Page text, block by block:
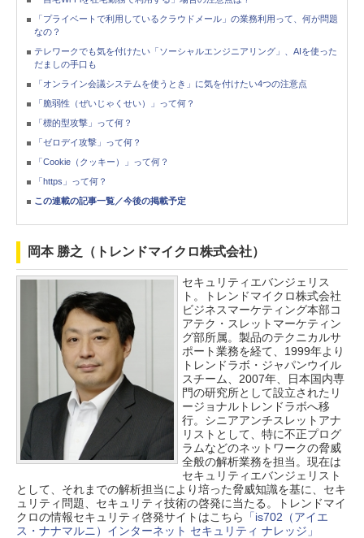
「プライベートで利用しているクラウドメール」の業務利用って、何が問題
なの？
テレワークでも気を付けたい「ソーシャルエンジニアリング」、AIを使った
だましの手口も
「オンライン会議システムを使うとき」に気を付けたい4つの注意点
「脆弱性（ぜいじゃくせい）」って何？
「標的型攻撃」って何？
「ゼロデイ攻撃」って何？
「Cookie（クッキー）」って何？
「https」って何？
この連載の記事一覧／今後の掲載予定
岡本 勝之（トレンドマイクロ株式会社）
セキュリティエバンジェリス
ト。トレンドマイクロ株式会社
ビジネスマーケティング本部コ
アテク・スレットマーケティン
グ部所属。製品のテクニカルサ
ポート業務を経て、1999年より
トレンドラボ・ジャパンウイル
スチーム、2007年、日本国内専
門の研究所として設立されたリ
ージョナルトレンドラボへ移
行。シニアアンチスレットアナ
リストとして、特に不正プログ
ラムなどのネットワークの脅威
全般の解析業務を担当。現在は
セキュリティエバンジェリスト
として、それまでの解析担当により培った脅威知識を基に、セキ
ュリティ問題、セキュリティ技術の啓発に当たる。トレンドマイ
クロの情報セキュリティ啓発サイトはこちら
「is702（アイエ
ス・ナナマルニ）インターネット セキュリティ ナレッジ」